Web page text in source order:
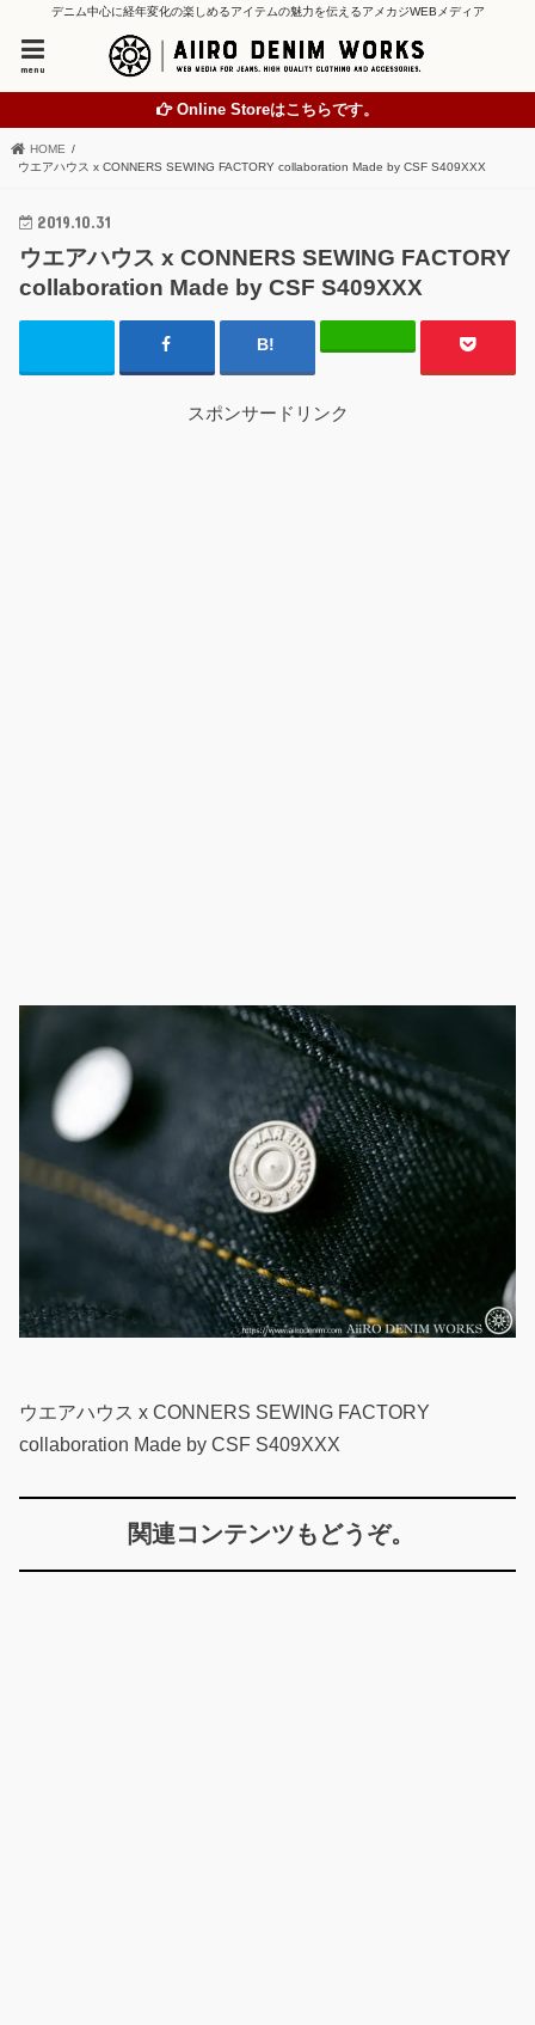
デニム中心に経年変化の楽しめるアイテムの魅力を伝えるアメカジWEBメディア
menu
Online Storeはこちらです。
HOME
ウエアハウス x CONNERS SEWING FACTORY collaboration Made by CSF S409XXX
2019.10.31
ウエアハウス x CONNERS SEWING FACTORY
collaboration Made by CSF S409XXX
スポンサードリンク
ウエアハウス x CONNERS SEWING FACTORY
collaboration Made by CSF S409XXX
関連コンテンツもどうぞ。